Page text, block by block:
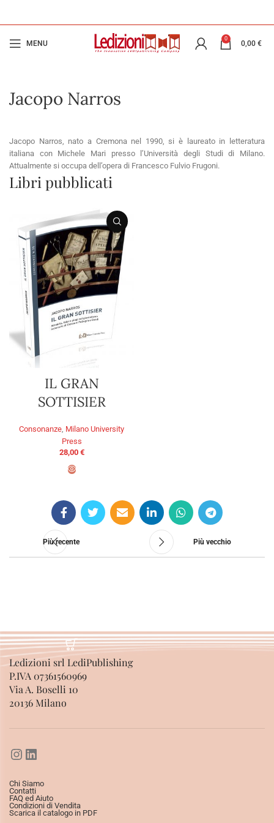
MENU
0
0,00 €
Jacopo Narros
Jacopo Narros, nato a Cremona nel 1990, si è laureato in letteratura
italiana con Michele Mari presso l’Università degli Studi di Milano.
Attualmente si occupa dell’opera di Francesco Fulvio Frugoni.
Libri pubblicati
IL GRAN
SOTTISIER
Consonanze Milano University
Press
28,00 €
Più recente Più vecchio
Ledizioni srl LediPublishing
P.IVA 07361560969
Via A. Boselli 10
20136 Milano
Chi Siamo
Contatti
FAQ ed Aiuto
Condizioni di Vendita
Scarica il catalogo in PDF